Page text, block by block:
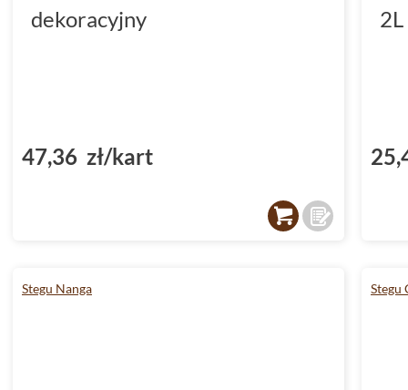
dekoracyjny
47,36 zł/kart
Stegu Nanga Stegu